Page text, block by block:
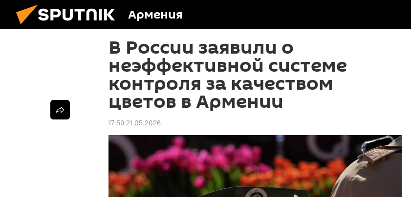
Армения
В России заявили о
неэффективной системе
контроля за качеством
цветов в Армении
17:59 21.05.2026